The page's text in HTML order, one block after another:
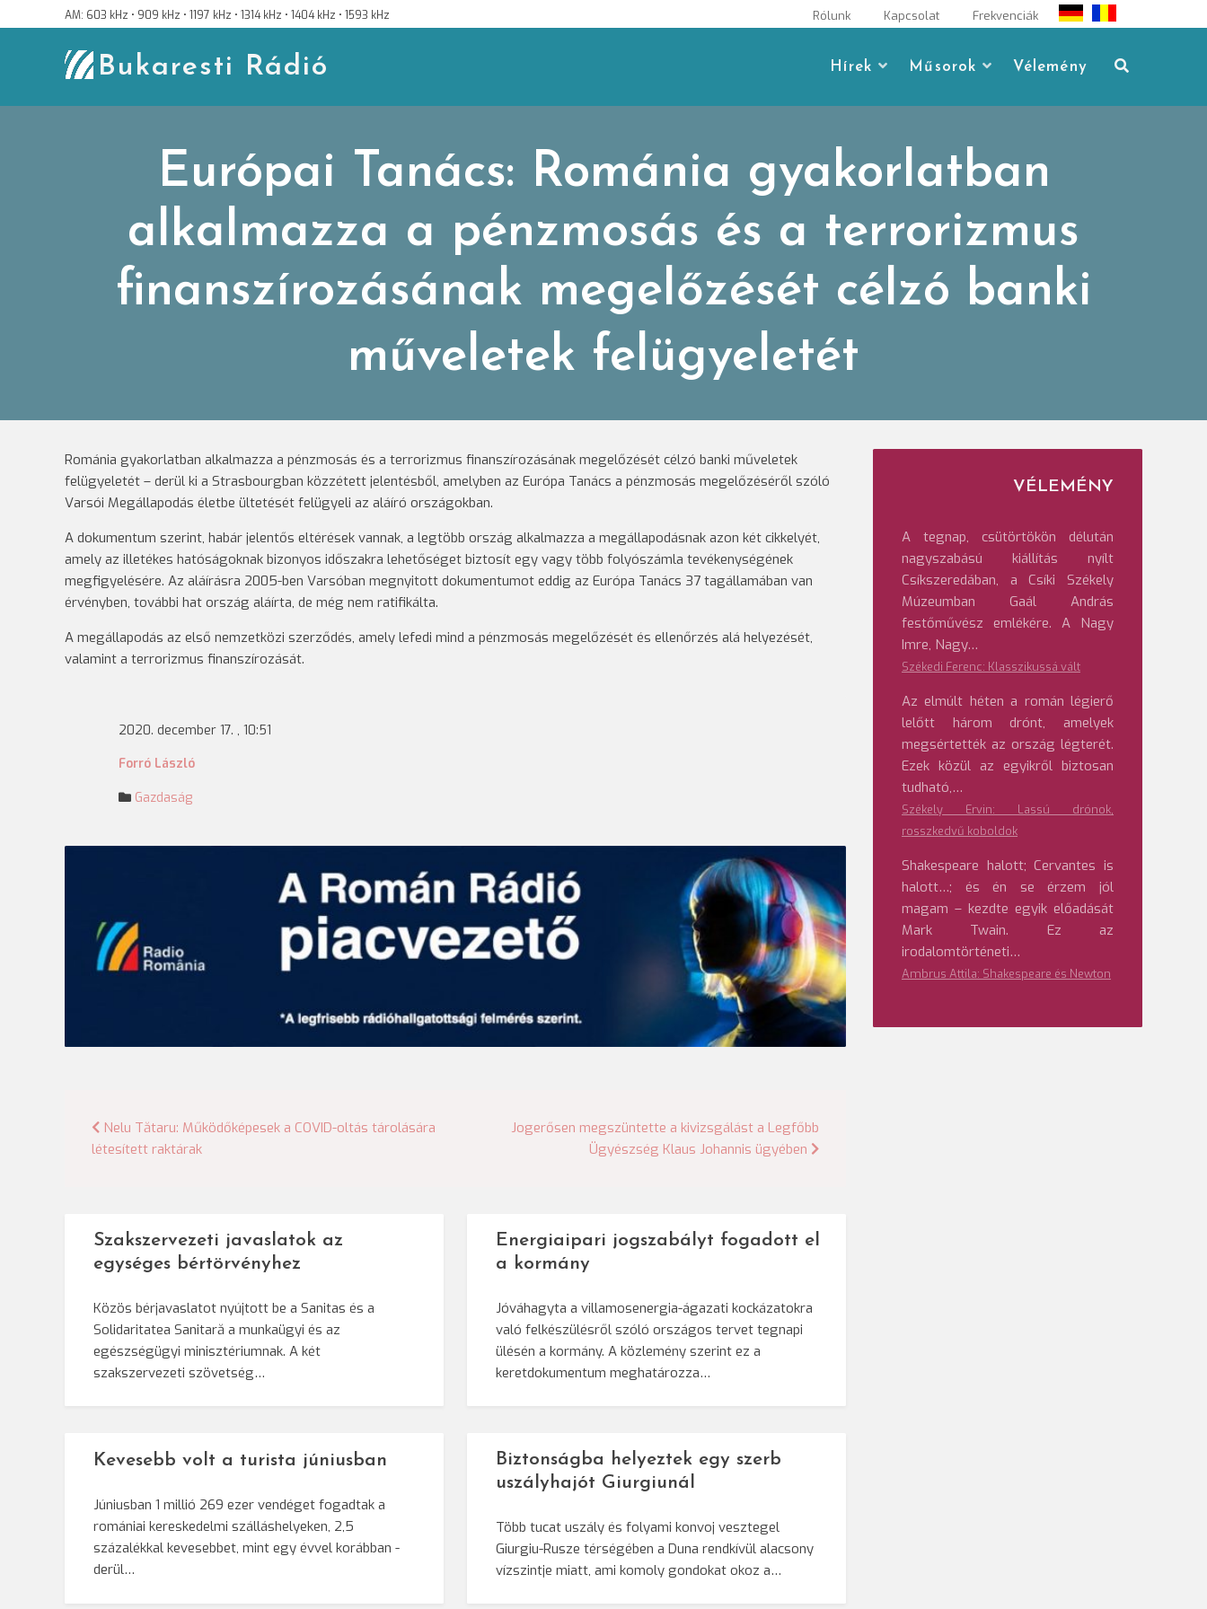
to
AM: 603 kHz • 909 kHz • 1197 kHz • 1314 kHz • 1404 kHz • 1593 kHz Rólunk Kapcsolat Frekvenciák
Bukaresti Rádió Hírek Műsorok Vélemény
Európai Tanács: Románia gyakorlatban
alkalmazza a pénzmosás és a terrorizmus
finanszírozásának megelőzését célzó banki
műveletek felügyeletét
Románia gyakorlatban alkalmazza a pénzmosás és a terrorizmus finanszírozásának megelőzését célzó banki műveletek
felügyeletét – derül ki a Strasbourgban közzétett jelentésből, amelyben az Európa Tanács a pénzmosás megelőzéséről szóló
Varsói Megállapodás életbe ültetését felügyeli az aláíró országokban.
A dokumentum szerint, habár jelentős eltérések vannak, a legtöbb ország alkalmazza a megállapodásnak azon két cikkelyét,
amely az illetékes hatóságoknak bizonyos időszakra lehetőséget biztosít egy vagy több folyószámla tevékenységének
megfigyelésére. Az aláírásra 2005-ben Varsóban megnyitott dokumentumot eddig az Európa Tanács 37 tagállamában van
érvényben, további hat ország aláírta, de még nem ratifikálta.
A megállapodás az első nemzetközi szerződés, amely lefedi mind a pénzmosás megelőzését és ellenőrzés alá helyezését,
valamint a terrorizmus finanszírozását.
2020. december 17. , 10:51
Forró László
Gazdaság
Bejegyzés
Nelu Tătaru: Működőképesek a COVID-oltás tárolására
létesített raktárak
Jogerősen megszüntette a kivizsgálást a Legfőbb
Ügyészség Klaus Johannis ügyében
Szakszervezeti javaslatok az
egységes bértörvényhez
Közös bérjavaslatot nyújtott be a Sanitas és a
Solidaritatea Sanitară a munkaügyi és az
egészségügyi minisztériumnak. A két
szakszervezeti szövetség…
Energiaipari jogszabályt fogadott el
a kormány
Jóváhagyta a villamosenergia-ágazati kockázatokra
való felkészülésről szóló országos tervet tegnapi
ülésén a kormány. A közlemény szerint ez a
keretdokumentum meghatározza…
Kevesebb volt a turista júniusban
Júniusban 1 millió 269 ezer vendéget fogadtak a
romániai kereskedelmi szálláshelyeken, 2,5
százalékkal kevesebbet, mint egy évvel korábban -
derül…
Biztonságba helyeztek egy szerb
uszályhajót Giurgiunál
Több tucat uszály és folyami konvoj vesztegel
Giurgiu-Rusze térségében a Duna rendkívül alacsony
vízszintje miatt, ami komoly gondokat okoz a…
VÉLEMÉNY
A tegnap, csütörtökön délután
nagyszabású kiállítás nyílt
Csíkszeredában, a Csíki Székely
Múzeumban Gaál András
festőművész emlékére. A Nagy
Imre, Nagy…
Székedi Ferenc: Klasszikussá vált
Az elmúlt héten a román légierő
lelőtt három drónt, amelyek
megsértették az ország légterét.
Ezek közül az egyikről biztosan
tudható,…
Székely Ervin: Lassú drónok,
rosszkedvű koboldok
Shakespeare halott; Cervantes is
halott…; és én se érzem jól
magam – kezdte egyik előadását
Mark Twain. Ez az
irodalomtörténeti…
Ambrus Attila: Shakespeare és Newton